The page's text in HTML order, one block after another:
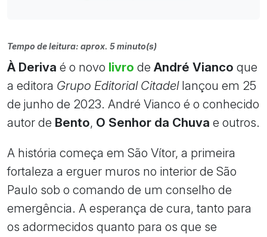
Tempo de leitura: aprox. 5 minuto(s)
À Deriva é o novo livro de André Vianco que
a editora Grupo Editorial Citadellançou em 25
de junho de 2023. André Vianco é o conhecido
autor de Bento, O Senhor da Chuva e outros.
A história começa em São Vítor, a primeira
fortaleza a erguer muros no interior de São
Paulo sob o comando de um conselho de
emergência. A esperança de cura, tanto para
os adormecidos quanto para os que se